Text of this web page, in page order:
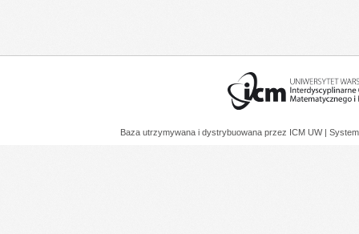
Baza utrzymywana i dystrybuowana przez ICM UW |